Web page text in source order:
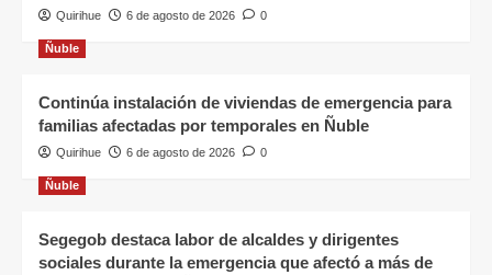
Quirihue 6 de agosto de 2026 0
Ñuble
Continúa instalación de viviendas de emergencia para
familias afectadas por temporales en Ñuble
Quirihue 6 de agosto de 2026 0
Ñuble
Segegob destaca labor de alcaldes y dirigentes
sociales durante la emergencia que afectó a más de